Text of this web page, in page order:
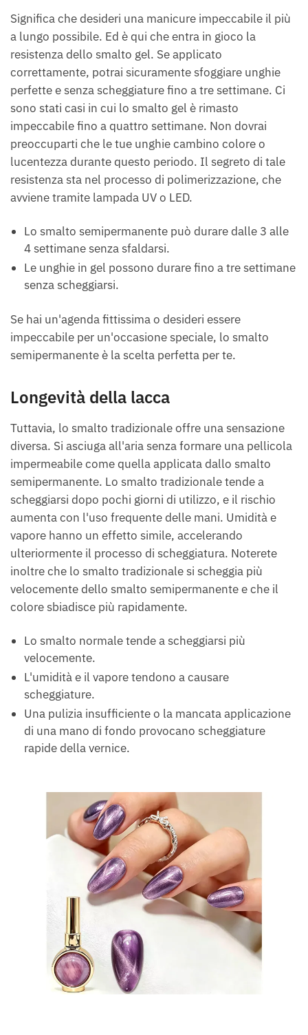
Significa che desideri una manicure impeccabile il più
a lungo possibile. Ed è qui che entra in gioco la
resistenza dello smalto gel. Se applicato
correttamente, potrai sicuramente sfoggiare unghie
perfette e senza scheggiature fino a tre settimane. Ci
sono stati casi in cui lo smalto gel è rimasto
impeccabile fino a quattro settimane. Non dovrai
preoccuparti che le tue unghie cambino colore o
lucentezza durante questo periodo. Il segreto di tale
resistenza sta nel processo di polimerizzazione, che
avviene tramite lampada UV o LED.
Lo smalto semipermanente può durare dalle 3 alle
4 settimane senza sfaldarsi.
Le unghie in gel possono durare fino a tre settimane
senza scheggiarsi.
Se hai un'agenda fittissima o desideri essere
impeccabile per un'occasione speciale, lo smalto
semipermanente è la scelta perfetta per te.
Longevità della lacca
Tuttavia, lo smalto tradizionale offre una sensazione
diversa. Si asciuga all'aria senza formare una pellicola
impermeabile come quella applicata dallo smalto
semipermanente. Lo smalto tradizionale tende a
scheggiarsi dopo pochi giorni di utilizzo, e il rischio
aumenta con l'uso frequente delle mani. Umidità e
vapore hanno un effetto simile, accelerando
ulteriormente il processo di scheggiatura. Noterete
inoltre che lo smalto tradizionale si scheggia più
velocemente dello smalto semipermanente e che il
colore sbiadisce più rapidamente.
Lo smalto normale tende a scheggiarsi più
velocemente.
L'umidità e il vapore tendono a causare
scheggiature.
Una pulizia insufficiente o la mancata applicazione
di una mano di fondo provocano scheggiature
rapide della vernice.